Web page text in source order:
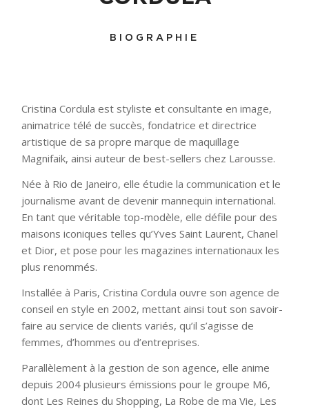
BIOGRAPHIE
Cristina Cordula est styliste et consultante en image,
animatrice télé de succès, fondatrice et directrice
artistique de sa propre marque de maquillage
Magnifaik, ainsi auteur de best-sellers chez Larousse.
Née à Rio de Janeiro, elle étudie la communication et le
journalisme avant de devenir mannequin international.
En tant que véritable top-modèle, elle défile pour des
maisons iconiques telles qu’Yves Saint Laurent, Chanel
et Dior, et pose pour les magazines internationaux les
plus renommés.
Installée à Paris, Cristina Cordula ouvre son agence de
conseil en style en 2002, mettant ainsi tout son savoir-
faire au service de clients variés, qu’il s’agisse de
femmes, d’hommes ou d’entreprises.
Parallèlement à la gestion de son agence, elle anime
depuis 2004 plusieurs émissions pour le groupe M6,
dont Les Reines du Shopping, La Robe de ma Vie, Les